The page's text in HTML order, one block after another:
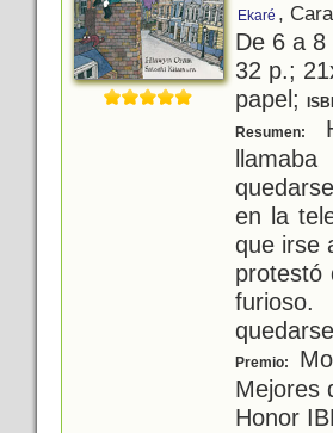
Ekaré ,
De 6 a
32 p.;
papel;
Resumen:
en la
que irse
protestó
Premio:
Mejores
Honor